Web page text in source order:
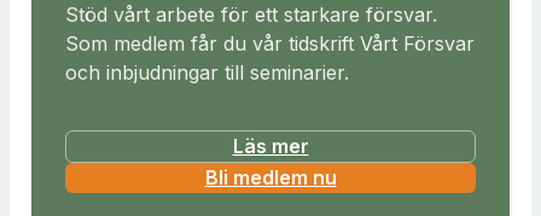
Stöd vårt arbete för ett starkare försvar.
Som medlem får du vår tidskrift Vårt Försvar
och inbjudningar till seminarier.
Läs mer
Bli medlem nu(